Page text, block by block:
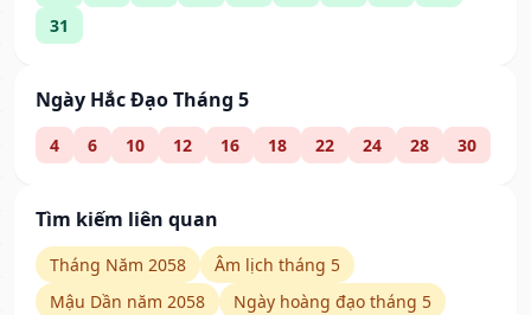
31
Ngày Hắc Đạo Tháng 5
4 6 10 12 16 18 22 24 28 30
Tìm kiếm liên quan
Tháng Năm 2058
Âm lịch tháng 5
Mậu Dần năm 2058
Ngày hoàng đạo tháng 5